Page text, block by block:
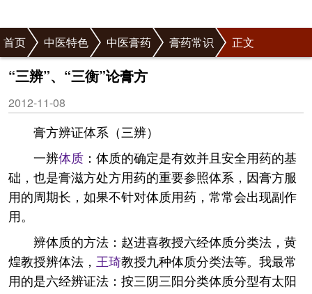
首页 中医特色 中医膏药 膏药常识 正文
“三辨”、“三衡”论膏方
2012-11-08
膏方辨证体系（三辨）
一辨体质 ：体质的确定是有效并且安全用药的基
础，也是膏滋方处方用药的重要参照体系，因膏方服
用的周期长，如果不针对体质用药，常常会出现副作
用。
辨体质的方法：赵进喜教授六经体质分类法，黄
煌教授辨体法， 王琦教授九种体质分类法等。我最常
用的是六经辨证法：按三阴三阳分类体质分型有太阳